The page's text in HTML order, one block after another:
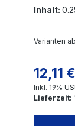
17455 / EN ISO 1127
Versand
Inhalt:
Varianten ab
12,11
Inkl. 19%
Lieferzeit: